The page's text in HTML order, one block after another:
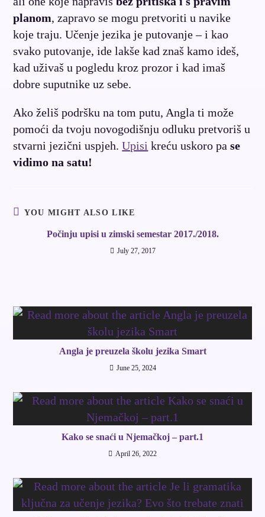
planom, zapravo se mogu pretvoriti u navike
koje traju. Učenje jezika je putovanje – i kao
svako putovanje, ide lakše kad znaš kamo ideš,
kad uživaš u pogledu kroz prozor i kad imaš
dobre suputnike uz sebe.
Ako želiš podršku na tom putu, Angla ti može
pomoći da tvoju novogodišnju odluku pretvoriš u
stvarni jezični uspjeh.Upisi kreću uskoro pase
vidimo na satu!
YOU MIGHT ALSO LIKE
Počinju upisi u zimski semestar 2017./2018.
July 27, 2017
Angla je preuzela školu jezika Smart
June 25, 2024
Kako se snaći u Njemačkoj – part.1
April 26, 2022